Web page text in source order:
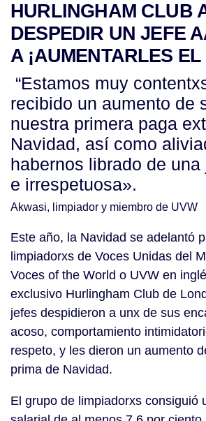
HURLINGHAM CLUB
DESPEDIR UN JEFE
A ¡AUMENTARLES
“Estamos muy
recibido un aumento de
nuestra primera paga
Navidad, así como
habernos librado de
e irrespetuosa».
Akwasi, limpiador y miembro de UVW
Este año, la Navidad se adelantó
limpiadorxs de Voces Unidas del
Voces of the World o UVW en
exclusivo Hurlingham Club de
jefes despidieron a unx de sus
acoso, comportamiento
respeto, y les dieron un aumento
prima de Navidad.
El grupo de limpiadorxs consiguió